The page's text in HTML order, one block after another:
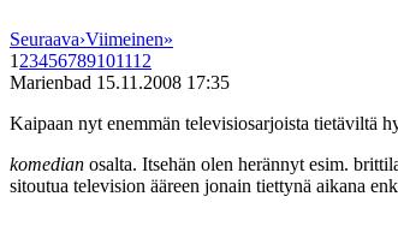
Seuraava›Viimeinen»
1 23456789101112
Marienbad 15.11.2008 17:35
Kaipaan nyt enemmän televisiosarjoista tietäviltä
komedian osalta. Itsehän olen herännyt esim.
sitoutua television ääreen jonain tiettynä aikana